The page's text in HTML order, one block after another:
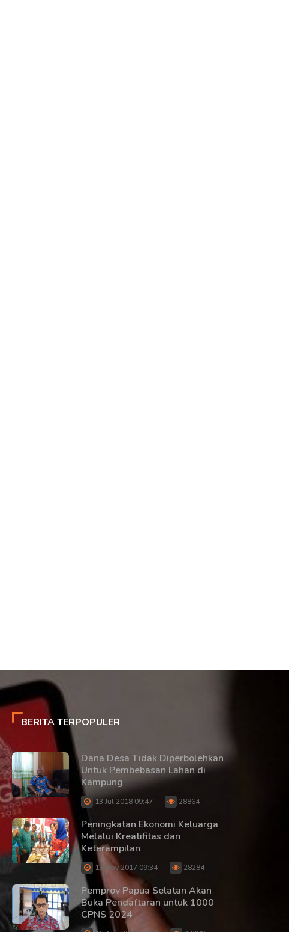
BERITA TERPOPULER
Dana Desa Tidak Diperbolehkan
Untuk Pembebasan Lahan di
Kampung
13 Jul 2018 09:47 28864
Peningkatan Ekonomi Keluarga
Melalui Kreatifitas dan
Keterampilan
13 Nov 2017 09:34 28284
Pemprov Papua Selatan Akan
Buka Pendaftaran untuk 1000
CPNS 2024